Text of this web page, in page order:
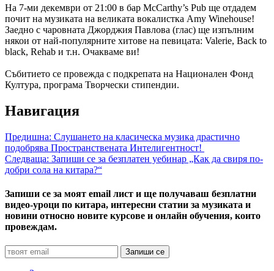
На 7-ми декември от 21:00 в бар McCarthy’s Pub ще отдадем
почит на музиката на великата вокалистка Amy Winehouse!
Заедно с чаровната Джорджия Павлова (глас) ще изпълним
някои от най-популярните хитове на певицата: Valerie, Back to
black, Rehab и т.н. Очакваме ви!
Събитието се провежда с подкрепата на Национален Фонд
Култура, програма Творчески стипендии.
Навигация
Предишна: Слушането на класическа музика драстично
подобрява Пространствената Интелигентност!
Следваща: Запиши се за безплатен уебинар „Как да свиря по-
добри сола на китара?“
Запиши се за моят email лист и ще получаваш безплатни
видео-уроци по китара, интересни статии за музиката и
новини относно новите курсове и онлайн обучения, които
провеждам.